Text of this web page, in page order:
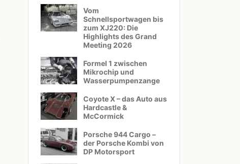
Vom
Schnellsportwagen bis
zum XJ220: Die
Highlights des Grand
Meeting 2026
Formel 1 zwischen
Mikrochip und
Wasserpumpenzange
Coyote X – das Auto aus
Hardcastle &
McCormick
Porsche 944 Cargo –
der Porsche Kombi von
DP Motorsport